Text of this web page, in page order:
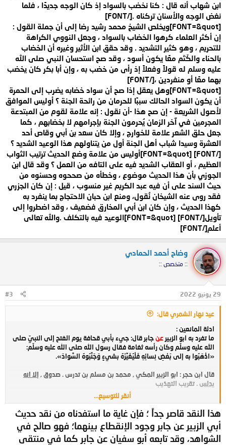
ابن شهاب أنه قال : كنا نخضب بالسواد إذ كان الوجه جديدًا ، فلما
نغض الوجه والأسنان تركناه .[/FONT]
[FONT=&quot]ويخلص الشيخ محمد رشيد رضا إلى أن جملة القول :
إن أكثر العلماء كرهوا الخضاب بالسواد ، وجعل النووي الكراهة
للتحريم ، وهو كثير التشديد . وقد حقق ابن الأثير وغيره أن الخضاب
بالحناء والكَتَم معًا يكون أسود ، وقد صح استحسان النبي صلى الله
عليه وسلم له قولاً وفعلاً إذ رأى من خضب به ، وإن أبا بكر كان يخضب
بهما معًا أو منفردين ،[/FONT]
[FONT=&quot]وهل يعقل إذا صح أن سواد خضابه يضرب إلى الحمرة
أن يكون السواد الحالك سببًا للحرمان من رائحة الجنة ؟ أوليس الموافق
لأصول الشريعة - إن صح هذا -أن نقول : إنه علامة لقوم من المبتدعة
المجرمين في آخر الزمان يُحرمون الجنة بإجرامهم لا بخضابهم ، كما
جعل حلق الشعر علامة للخوارج ، وإلا كان سعد بن أبي وقاص أحد
العشرة وسيدا شباب أهل الجنة أول من يتناولهم هذا الوعيد الشديد ؟
[/FONT]
[FONT=&quot]أوليس من علامة وضع الحديث ترتيب الثواب
العظيم ، أو العقاب الشديد فيه على التافه من العمل ؟ وقد قال ابن
الجوزي بأن هذا الحديث موضوع ، وخطأه من صححوه وحسنوه من
حيث السند على أن فيه عبد الكريم غير منسوب ، قيل : إن كان الجزري
فقد روى عنه الشيخان نُقول، ومنع ابن حبان الاحتجاج بما ينفرد به
كهذا الحديث ، وإن كان ابن أبي المخارق فضعيف ، وقد اضطروا إلى
تأويل[/FONT]
[FONT=&quot]الوعيد فيه بالتكلف .والله تعالى
أعلم[/FONT]
وضاح أحمد الحمادي
:: متخصص ::
29 يونيو 2022 #3
عيد نهار الشمري قال:
ادلة المانعين :
ما تفرد به ابو الزبير عنجابر قال: جيء بأبي قحافة يوم الفتح إلى النبيّ صلى
الله عليه وسلّم وكان رأسه ثغامة فقال رسول الله صلى الله عليه وسلّم:
«اذْهَبُوا به إلى بَعْضِ نِسائِهِ فَلْيُغَيِّرْهُ بشيءٍ وَجَنِّبُوهُ السَّوادَ».
قال ابن حجر : ابو الزبير المكي , محمد بن مسلم بن تدرس . صدوق , إلا انه
يدلس. تقريب التهذيب
قال الخطيب البغدادي : والمدلس : رواية المحدث عمن عاصره ولم يلقه ,
فَيُتَوهم أنه سمع منه , أو روايته عمن لقيه ما لم يسمعه منه , هذا هو التدليس
في الاسناد . الكفاية في علم الرواية
قال حماد الانصاري : وهو ان يحذف اسم شيخه الذي سمع منه ويرتقي إلى
أنقر للتوسيع...
هذا النقد قاصر جداً ؛ فإن غاية ما استفدناه من نقد حديث
أبي الزبير عن جابر وجود الإنقطاع بينهما؛ فهو صالح في
الشواهد، وقد تابعه أبو سفيان عن جابر كما في منتقى